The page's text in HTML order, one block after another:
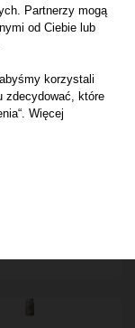
/ 5 Alpha
Inhibitor
60 tabletek
Partnerzy mogą
od Ciebie lub
korzystali
zdecydować, które
Więcej